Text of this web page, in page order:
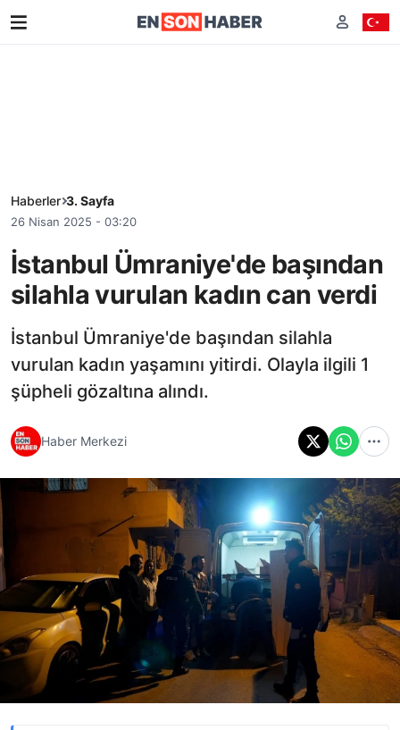
Haberler 3. Sayfa
26 Nisan 2025 - 03:20
İstanbul Ümraniye'de başından
silahla vurulan kadın can verdi
İstanbul Ümraniye'de başından silahla
vurulan kadın yaşamını yitirdi. Olayla ilgili 1
şüpheli gözaltına alındı.
Haber Merkezi